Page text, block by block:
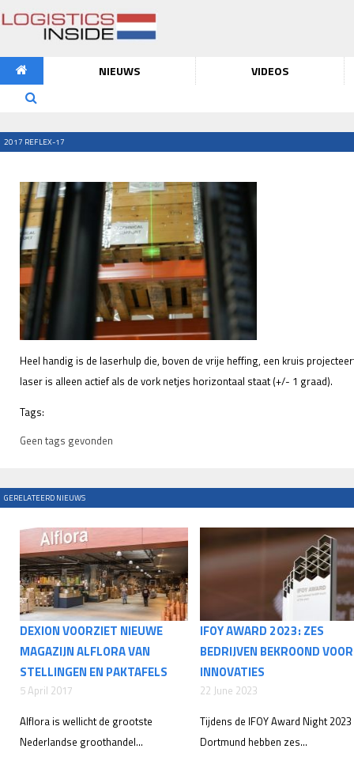
NIEUWS VIDEOS
2017 REFLEX-17
Heel handig is de laserhulp die, boven de vrije heffing, een kruis
laser is alleen actief als de vork netjes horizontaal staat (+/- 1 graad).
Tags:
Geen tags gevonden
GERELATEERD NIEUWS
DEXION VOORZIET NIEUWE
MAGAZIJN ALFLORA VAN
STELLINGEN EN PAKTAFELS
5 April 2017
Alflora is wellicht de grootste
Nederlandse groothandel...
IFOY AWARD 2023: ZES
BEDRIJVEN BEKROOND VOOR
INNOVATIES
22 June 2023
Tijdens de IFOY Award Night
Dortmund hebben zes...